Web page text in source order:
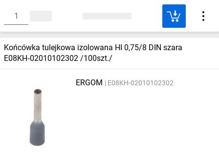
Końcówka tulejkowa izolowana HI 0,75/8 DIN szara
E08KH‑02010102302 /100szt./
ERGOM E08KH-02010102302